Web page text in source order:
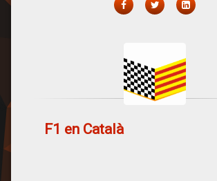
FacebookTwitterLinkedIn
F1 en Català